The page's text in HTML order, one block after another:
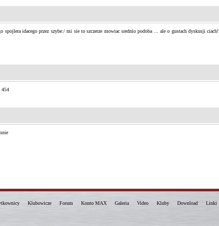
spojlera idacego przez szybe:/ mi sie to szczerze mowiac srednio podoba ... ale o gustach dyskusji ciach!
454
Klubowicze Forum Konto MAX Galeria Video Kluby Download
Linki